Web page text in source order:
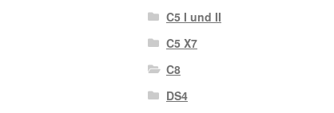
C5 I und II
C5 X7
C8
DS4